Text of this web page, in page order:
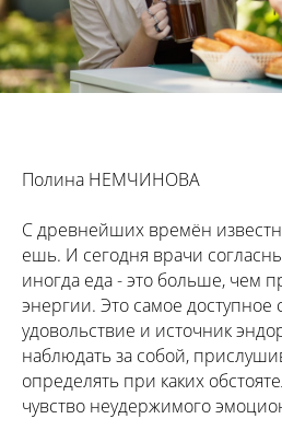
Полина НЕМЧИНОВА
С древнейших времён
ешь. И сегодня врачи
иногда еда - это больше, чем
энергии. Это самое
удовольствие и источник
наблюдать за собой,
определять при каких
чувство неудержимого